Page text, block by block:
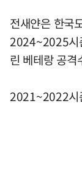
전새얀은 한국
2024~2025시
린 베테랑 공격
2021~2022시